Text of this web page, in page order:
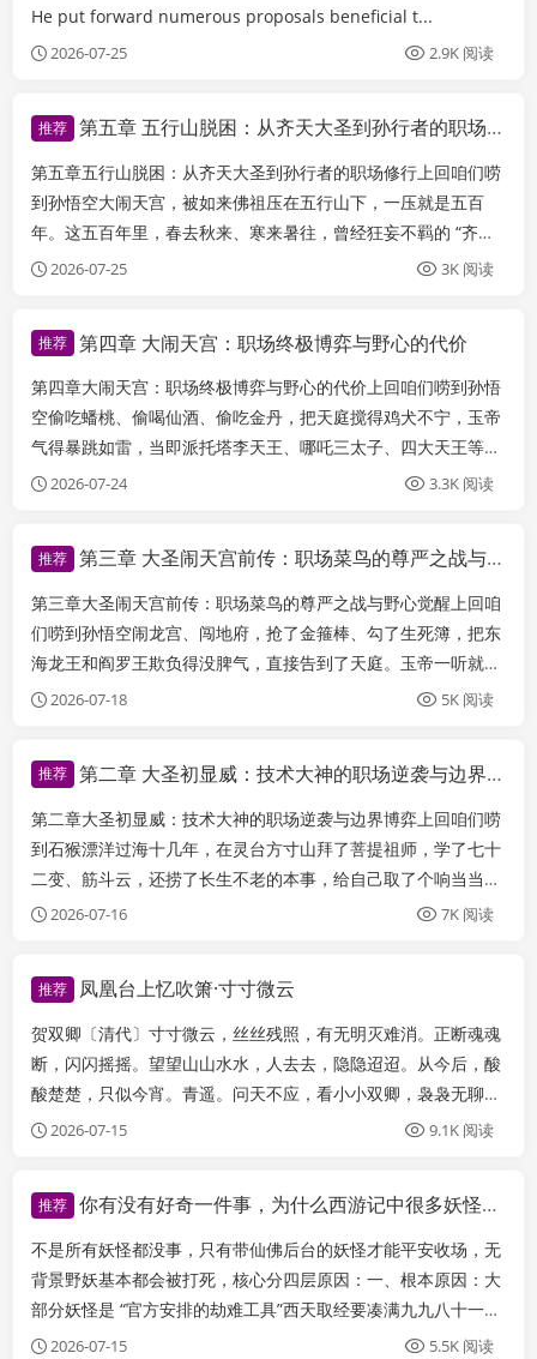
He put forward numerous proposals beneficial t...
2026-07-25 2.9K 阅读
推荐 第五章 五行山脱困：从齐天大圣到孙行者的职场修行
第五章五行山脱困：从齐天大圣到孙行者的职场修行上回咱们唠
到孙悟空大闹天宫，被如来佛祖压在五行山下，一压就是五百
年。这五百年里，春去秋来、寒来暑往，曾经狂妄不羁的 “齐天
大圣”，在山石的重压和岁月的打磨下，褪去了一身戾气，多了
2026-07-25 3K 阅读
推荐 第四章 大闹天宫：职场终极博弈与野心的代价
第四章大闹天宫：职场终极博弈与野心的代价上回咱们唠到孙悟
空偷吃蟠桃、偷喝仙酒、偷吃金丹，把天庭搅得鸡犬不宁，玉帝
气得暴跳如雷，当即派托塔李天王、哪吒三太子、四大天王等率
领十万天兵天将，浩浩荡荡杀向花果山，誓要捉拿这只无法无天
2026-07-24 3.3K 阅读
推荐 第三章 大圣闹天宫前传：职场菜鸟的尊严之战与野心觉醒
第三章大圣闹天宫前传：职场菜鸟的尊严之战与野心觉醒上回咱
们唠到孙悟空闹龙宫、闯地府，抢了金箍棒、勾了生死簿，把东
海龙王和阎罗王欺负得没脾气，直接告到了天庭。玉帝一听就火
了：“好家伙，这野猴子居然这么无法无天，不收拾他一下，天
2026-07-18 5K 阅读
推荐 第二章 大圣初显威：技术大神的职场逆袭与边界博弈
第二章大圣初显威：技术大神的职场逆袭与边界博弈上回咱们唠
到石猴漂洋过海十几年，在灵台方寸山拜了菩提祖师，学了七十
二变、筋斗云，还捞了长生不老的本事，给自己取了个响当当的
名字 —— 孙悟空，彻底告别了 “野猴子” 的身份，成了妥妥的
2026-07-16 7K 阅读
推荐 凤凰台上忆吹箫·寸寸微云
贺双卿〔清代〕寸寸微云，丝丝残照，有无明灭难消。正断魂魂
断，闪闪摇摇。望望山山水水，人去去，隐隐迢迢。从今后，酸
酸楚楚，只似今宵。青遥。问天不应，看小小双卿，袅袅无聊。
更见谁谁见，谁痛花娇？谁望欢欢喜喜，偷素粉，写写描描？谁
2026-07-15 9.1K 阅读
推荐 你有没有好奇一件事，为什么西游记中很多妖怪反而没事？
不是所有妖怪都没事，只有带仙佛后台的妖怪才能平安收场，无
背景野妖基本都会被打死，核心分四层原因：一、根本原因：大
部分妖怪是 “官方安排的劫难工具”西天取经要凑满九九八十一
难，很多妖怪根本不是私自下凡，是观音、各路仙佛主动借出坐
2026-07-15 5.5K 阅读